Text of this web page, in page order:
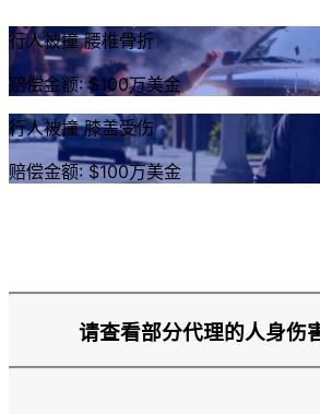
行人被撞 腰椎骨折
赔偿金额: $100万美金
行人被撞 膝盖受伤
赔偿金额: $100万美金
请查看部分代理的人身伤